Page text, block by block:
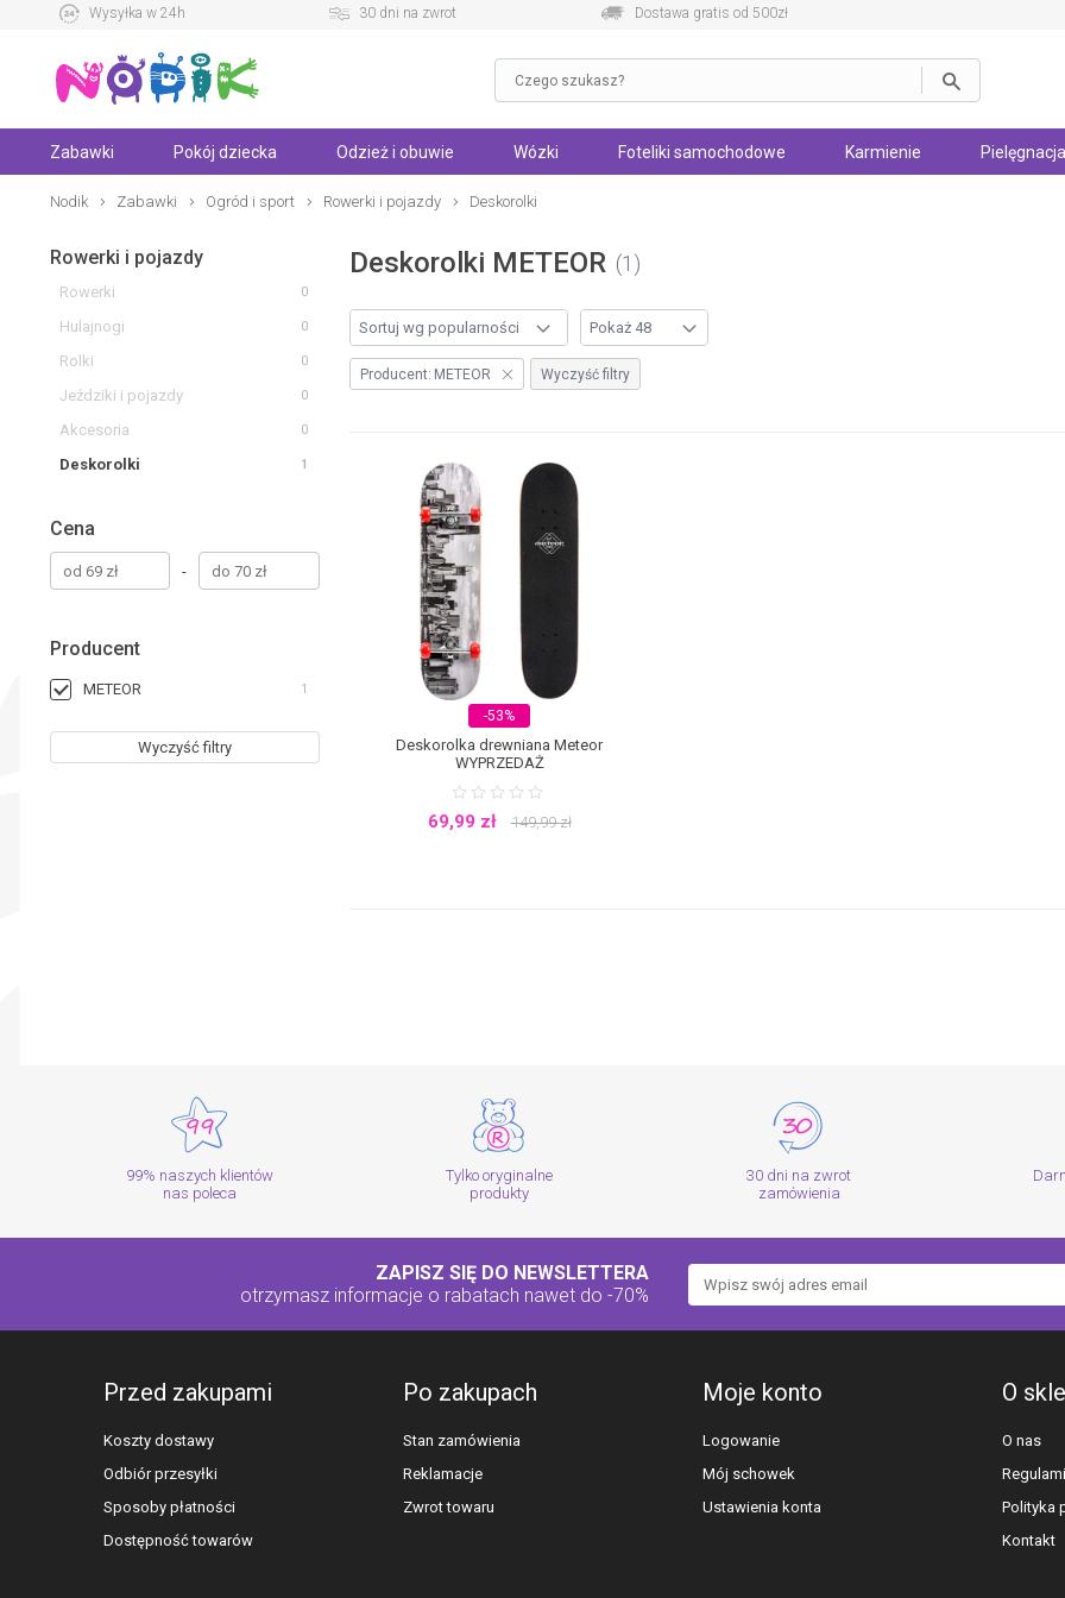
Wysyłka w 24h 30 dni na zwrot Dostawa gratis od 500zł
Zabawki Pokój dziecka Odzież i obuwie Wózki Foteliki samochodowe Karmienie
Nodik Zabawki Ogród i sport Rowerki i pojazdy Deskorolki
Deskorolki METEOR 1
Rowerki i pojazdy
Rowerki 0
Hulajnogi 0
Rolki 0
Jeździki i pojazdy 0
Akcesoria 0
Deskorolki 1
Cena
-
Producent
METEOR 1
Wyczyść filtry
Wyczyść filtry
Producent: METEOR
-53%
Deskorolka drewniana Meteor
WYPRZEDAŻ
69,99 zł 149,99zł
99% naszych klientów
nas poleca
Tylko oryginalne
produkty
30 dni na zwrot
zamówienia
ZAPISZ SIĘ DO NEWSLETTERA
otrzymasz informacje o rabatach nawet do -70%
Przed zakupami
Koszty dostawy
Odbiór przesyłki
Sposoby płatności
Dostępność towarów
Po zakupach
Stan zamówienia
Reklamacje
Zwrot towaru
Moje konto
Logowanie
Mój schowek
Ustawienia konta
O
O nas
Polityka
Kontakt